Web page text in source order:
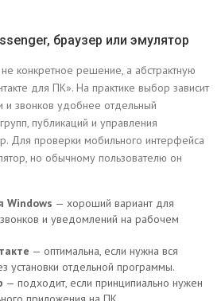
браузер или эмулятор
конкретное решение, а абстрактную
для ПК». На практике выбор зависит
и звонков удобнее отдельный
публикаций и управления
Для проверки мобильного интерфейса
но обычному пользователю он
Windows — хороший вариант для
и уведомлений на рабочем
— оптимальна, если нужна вся
установки отдельной программы.
— подходит, если принципиально нужен